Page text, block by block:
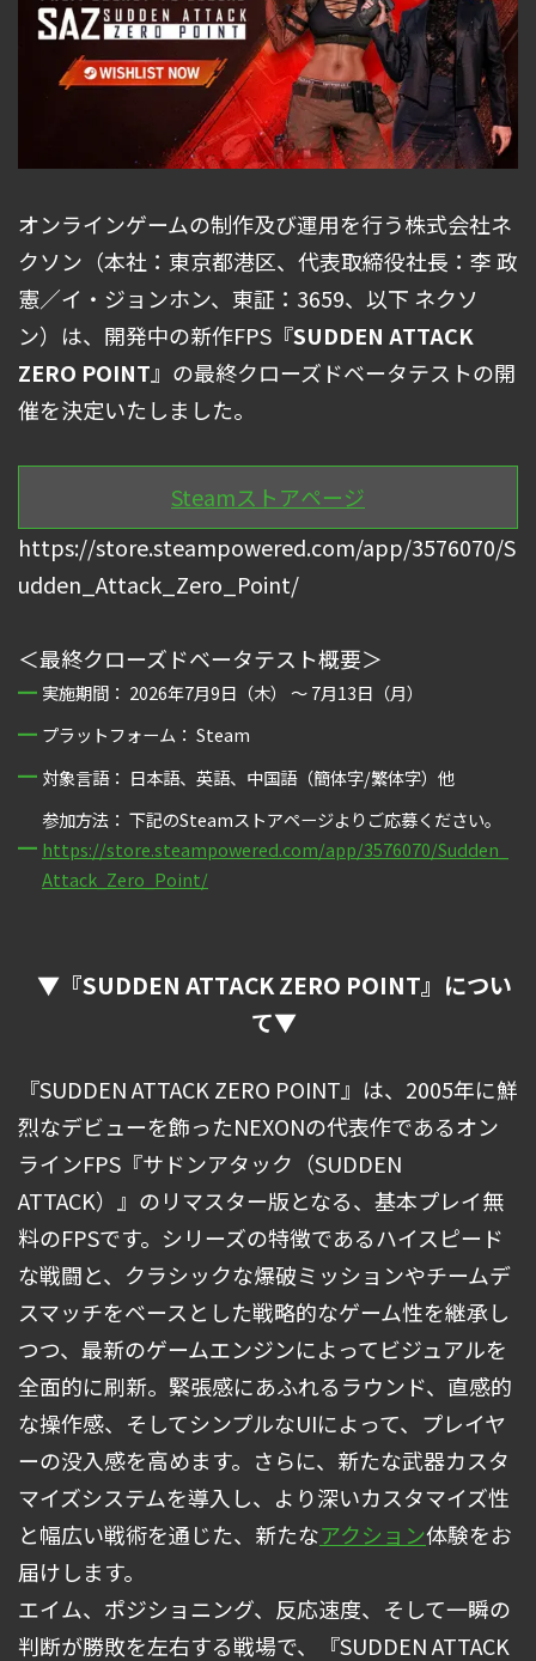
オンラインゲームの制作及び運用を行う株式会社ネ
クソン（本社：東京都港区、代表取締役社長：李 政
憲／イ・ジョンホン、東証：3659、以下 ネクソ
ン）は、開発中の新作FPS『SUDDEN ATTACK
ZERO POINT』の最終クローズドベータテストの開
催を決定いたしました。
Steamストアページ
https://store.steampowered.com/app/3576070/S
udden_Attack_Zero_Point/
＜最終クローズドベータテスト概要＞
実施期間： 2026年7月9日（木） ～ 7月13日（月）
プラットフォーム： Steam
対象言語： 日本語、英語、中国語（簡体字/繁体字）他
参加方法： 下記のSteamストアページよりご応募ください。
https://store.steampowered.com/app/3576070/Sudden_
Attack_Zero_Point/
▼『SUDDEN ATTACK ZERO POINT』につい
て▼
『SUDDEN ATTACK ZERO POINT』は、2005年に鮮
烈なデビューを飾ったNEXONの代表作であるオン
ラインFPS『サドンアタック（SUDDEN
ATTACK）』のリマスター版となる、基本プレイ無
料のFPSです。シリーズの特徴であるハイスピード
な戦闘と、クラシックな爆破ミッションやチームデ
スマッチをベースとした戦略的なゲーム性を継承し
つつ、最新のゲームエンジンによってビジュアルを
全面的に刷新。緊張感にあふれるラウンド、直感的
な操作感、そしてシンプルなUIによって、プレイヤ
ーの没入感を高めます。さらに、新たな武器カスタ
マイズシステムを導入し、より深いカスタマイズ性
と幅広い戦術を通じた、新たなアクション体験をお
届けします。
エイム、ポジショニング、反応速度、そして一瞬の
判断が勝敗を左右する戦場で、『SUDDEN ATTACK